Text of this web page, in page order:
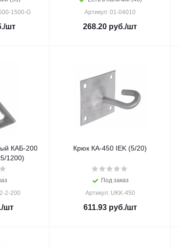
1500-G
/шт
Артикул: 01-04010
268.20 руб./шт
КАБ-200
1200)
2-200
/шт
Крюк КА-450 IEK (5/20)
Под заказ
Артикул: UKK-450
611.93руб./шт